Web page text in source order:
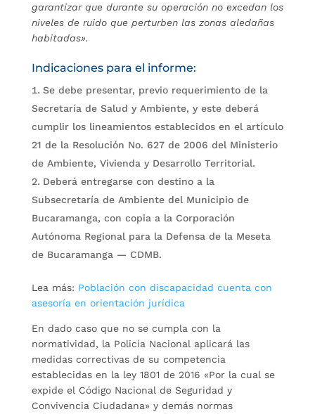
garantizar que durante su operación no excedan los
niveles de ruido que perturben las zonas aledañas
habitadas».
Indicaciones para el informe:
Se debe presentar, previo requerimiento de la
Secretaría de Salud y Ambiente, y este deberá
cumplir los lineamientos establecidos en el artículo
21 de la Resolución No. 627 de 2006 del Ministerio
de Ambiente, Vivienda y Desarrollo Territorial.
Deberá entregarse con destino a la
Subsecretaría de Ambiente del Municipio de
Bucaramanga, con copia a la Corporación
Autónoma Regional para la Defensa de la Meseta
de Bucaramanga — CDMB.
Lea más: Población con discapacidad cuenta con
asesoría en orientación jurídica
En dado caso que no se cumpla con la
normatividad, la Policía Nacional aplicará las
medidas correctivas de su competencia
establecidas en la ley 1801 de 2016 «Por la cual se
expide el Código Nacional de Seguridad y
Convivencia Ciudadana» y demás normas